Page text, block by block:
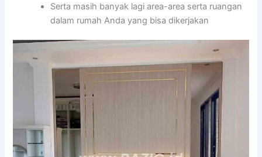
Serta masih banyak lagi area-area serta ruangan
dalam rumah Anda yang bisa dikerjakan